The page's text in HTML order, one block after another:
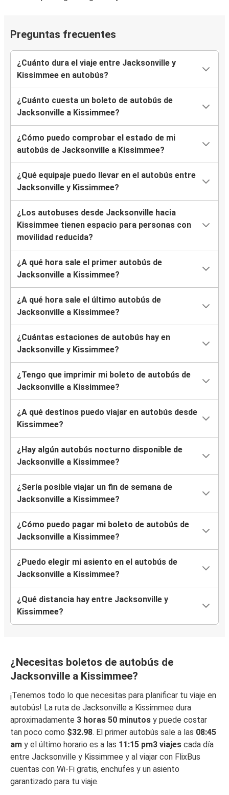
Preguntas frecuentes
¿Cuánto dura el viaje entre Jacksonville y
Kissimmee en autobús?
¿Cuánto cuesta un boleto de autobús de
Jacksonville a Kissimmee?
¿Cómo puedo comprobar el estado de mi
autobús de Jacksonville a Kissimmee?
¿Qué equipaje puedo llevar en el autobús entre
Jacksonville y Kissimmee?
¿Los autobuses desde Jacksonville hacia
Kissimmee tienen espacio para personas con
movilidad reducida?
¿A qué hora sale el primer autobús de
Jacksonville a Kissimmee?
¿A qué hora sale el último autobús de
Jacksonville a Kissimmee?
¿Cuántas estaciones de autobús hay en
Jacksonville y Kissimmee?
¿Tengo que imprimir mi boleto de autobús de
Jacksonville a Kissimmee?
¿A qué destinos puedo viajar en autobús desde
Kissimmee?
¿Hay algún autobús nocturno disponible de
Jacksonville a Kissimmee?
¿Sería posible viajar un fin de semana de
Jacksonville a Kissimmee?
¿Cómo puedo pagar mi boleto de autobús de
Jacksonville a Kissimmee?
¿Puedo elegir mi asiento en el autobús de
Jacksonville a Kissimmee?
¿Qué distancia hay entre Jacksonville y
Kissimmee?
¿Necesitas boletos de autobús de
Jacksonville a Kissimmee?
¡Tenemos todo lo que necesitas para planificar tu viaje en
autobús! La ruta de Jacksonville a Kissimmee dura
aproximadamente 3 horas 50 minutos y puede costar
tan poco como $32.98. El primer autobús sale a las 08:45
am y el último horario es a las 11:15 pm3 viajes cada día
entre Jacksonville y Kissimmee y al viajar con FlixBus
cuentas con Wi-Fi gratis, enchufes y un asiento
garantizado para tu viaje.